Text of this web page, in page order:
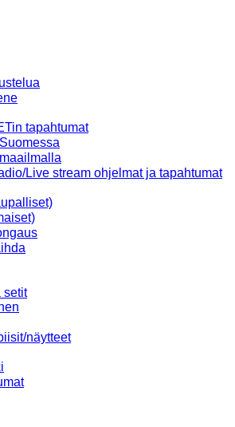
tapahtumat
Live stream ohjelmat ja tapahtumat
näytteet